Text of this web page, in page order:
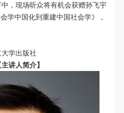
，现场听众将有机会获赠孙飞宇
学中国化到重建中国社会学》
，
学出版社
主讲人简介】